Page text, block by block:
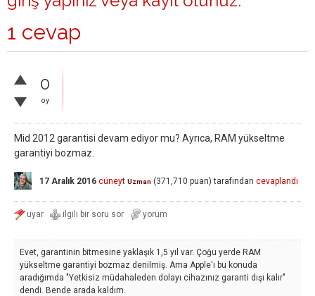
1 cevap
0
oy
Mid 2012 garantisi devam ediyor mu? Ayrıca, RAM yükseltme
garantiyi bozmaz.
17 Aralık 2016 cüneyt Uzman (371,710 puan) tarafından cevaplandı
Evet, garantinin bitmesine yaklaşık 1,5 yıl var. Çoğu yerde RAM
yükseltme garantiyi bozmaz denilmiş. Ama Apple'ı bu konuda
aradığımda "Yetkisiz müdahaleden dolayı cihazınız garanti dışı kalır"
dendi. Bende arada kaldım.